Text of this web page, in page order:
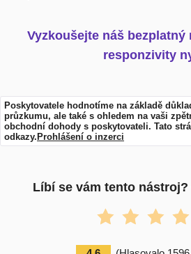
Vyzkoušejte náš
responzivity
Poskytovatele hodnotíme na základě
průzkumu, ale také s ohledem na vaši
obchodní dohody s poskytovateli. Tato
odkazy.Prohlášení o inzerci
Líbí se vám tento